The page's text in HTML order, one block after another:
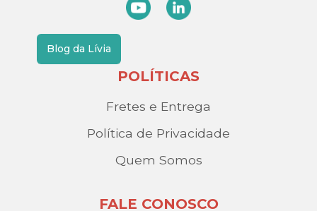
Blog da Lívia
POLÍTICAS
Fretes e Entrega
Política de Privacidade
Quem Somos
FALE CONOSCO